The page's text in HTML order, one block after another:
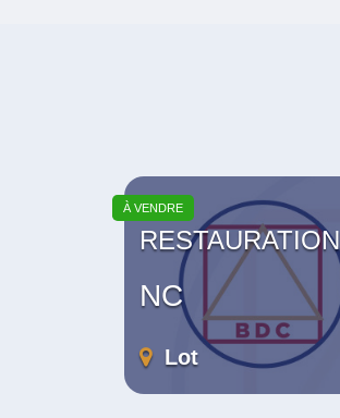
À VENDRE
RESTAURATION RAPIDE
NC
Lot